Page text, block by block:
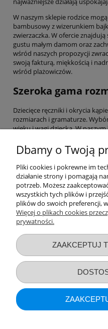
W naszym sklepie rodzice
bambusowy z wizerunkiem
zwierzaczka. W ofercie
gustu małym damom oraz
wśród naszych propozycji
swoją fakturą, miękkością i
wśród plażowiczów.
Szeroka gama
Dziecięce ręczniki i okrycia
rozmiarach i gramaturze.
wieku i wagi dziecka. W
niemowląt i dzieci starszych,
zadbać o higienę dziecka. W
Bawełniane i bambusowe
temperaturze
traci swojej miękkości i
ręcznik wstrząsnąć i nie
puszystość frotte.
Dbamy o Twoją
Pliki cookies i pokrewne im
działanie strony i pomagają
potrzeb. Możesz
wszystkich tych plików i
plików do swoich preferencji,
Więcej o plikach cookies
prywatności.
ZAAKCEPTUJ